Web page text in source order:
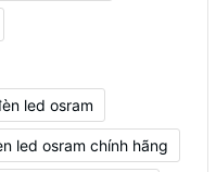
led osram
led osram chính hãng